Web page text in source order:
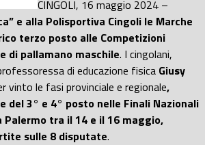
CINGOLI, 16 maggio 2024 –
e alla Polisportiva Cingoli le Marche
terzo posto alle Competizioni
di pallamano maschile. I cingolani,
di educazione fisica Giusy
vinto le fasi provinciale e regionale,
del 3° e 4° posto nelle Finali Nazionali
Palermo tra il 14 e il 16 maggio,
sulle 8 disputate.